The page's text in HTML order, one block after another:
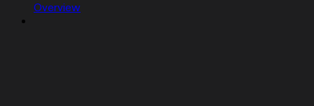
Overview